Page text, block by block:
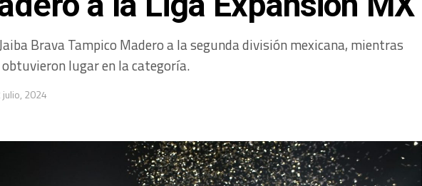
Brava Tampico Madero a la segunda división mexicana, mientras
lugar en la categoría.
julio, 2024